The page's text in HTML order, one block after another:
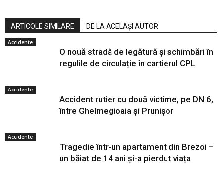
ARTICOLE SIMILARE DE LA ACELAȘI AUTOR
Accidente
O nouă stradă de legătură și schimbări în
regulile de circulație în cartierul CPL
Accidente
Accident rutier cu două victime, pe DN 6,
între Ghelmegioaia și Prunișor
Accidente
Tragedie într-un apartament din Brezoi –
un băiat de 14 ani și-a pierdut viața